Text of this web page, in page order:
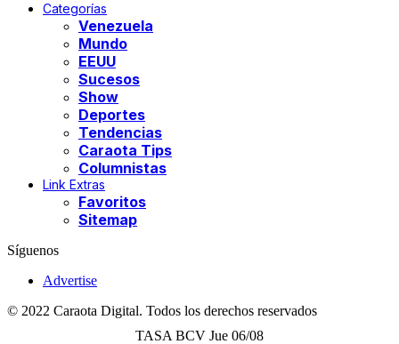
Categorías
Venezuela
Mundo
EEUU
Sucesos
Show
Deportes
Tendencias
Caraota Tips
Columnistas
Link Extras
Favoritos
Sitemap
Síguenos
Advertise
© 2022 Caraota Digital. Todos los derechos reservados
TASA BCV Jue 06/08